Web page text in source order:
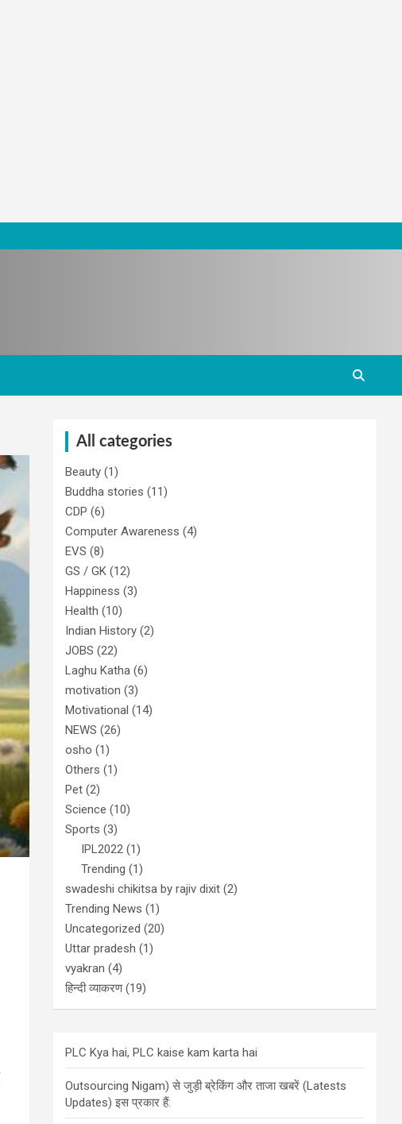
All categories
Beauty (1)
Buddha stories (11)
CDP (6)
Computer Awareness (4)
EVS (8)
GS / GK (12)
Happiness (3)
Health (10)
Indian History (2)
JOBS (22)
Laghu Katha (6)
motivation (3)
Motivational (14)
NEWS (26)
osho (1)
Others (1)
Pet (2)
Science (10)
Sports (3)
IPL2022 (1)
Trending (1)
swadeshi chikitsa by rajiv dixit (2)
Trending News (1)
Uncategorized (20)
Uttar pradesh (1)
vyakran (4)
हिन्दी व्याकरण(19)
PLC Kya hai, PLC kaise kam karta hai
Outsourcing Nigam) से जुड़ी ब्रेकिंग और ताजा खबरें (Latests
Updates) इस प्रकार हैं: